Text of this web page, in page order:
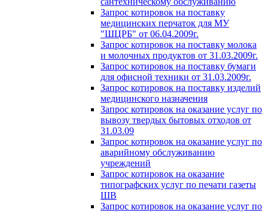
Запрос котировок на поставку
медицинских перчаток для МУ
"ШЦРБ" от 06.04.2009г.
Запрос котировок на поставку молока
и молочных продуктов от 31.03.2009г.
Запрос котировок на поставку бумаги
для офисной техники от 31.03.2009г.
Запрос котировок на поставку изделий
медицинского назначения
Запрос котировок на оказание услуг по
вывозу твердых бытовых отходов от
31.03.09
Запрос котировок на оказание услуг по
аварийному обслуживанию
учреждений
Запрос котировок на оказание
типографских услуг по печати газеты
ШВ
Запрос котировок на оказание услуг по